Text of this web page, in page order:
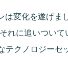
は変化を遂げま
れに追いついて
テクノロジーセ